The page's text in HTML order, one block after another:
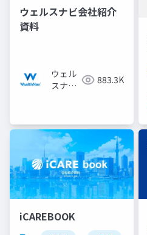
ウェルスナビ会社紹介
資料
ウェル
スナビ
883.3K
iCAREBOOK